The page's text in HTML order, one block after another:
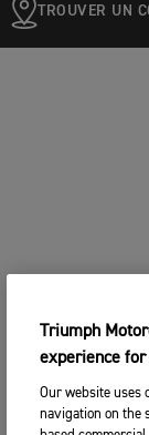
TROUVER UN
Triumph
experience for
Our website uses
navigation on the